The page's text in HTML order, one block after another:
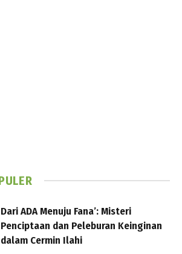
Dari ADA Menuju Fana’: Misteri
Penciptaan dan Peleburan Keinginan
dalam Cermin Ilahi